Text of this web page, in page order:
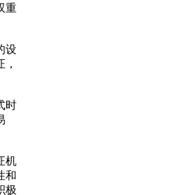
重
设
时
机
和
极